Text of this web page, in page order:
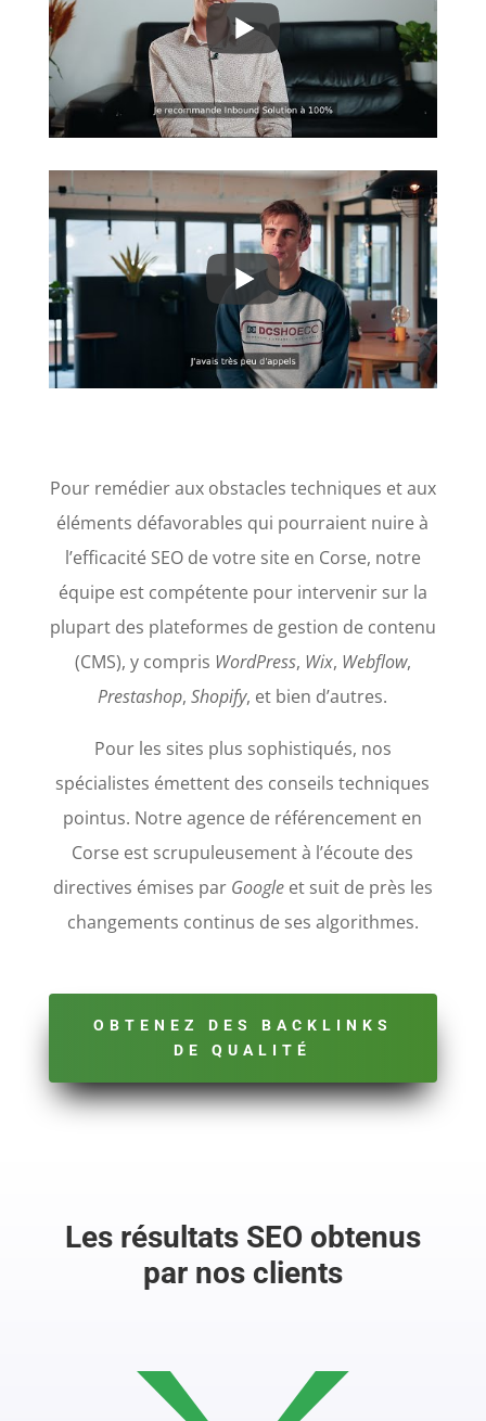
Pour remédier aux obstacles techniques et aux
éléments défavorables qui pourraient nuire à
l’efficacité SEO de votre site en Corse, notre
équipe est compétente pour intervenir sur la
plupart des plateformes de gestion de contenu
(CMS), y compris WordPress, Wix, Webflow,
Prestashop,Shopify, et bien d’autres.
Pour les sites plus sophistiqués, nos
spécialistes émettent des conseils techniques
pointus. Notre agence de référencement en
Corse est scrupuleusement à l’écoute des
directives émises par Googleet suit de près les
changements continus de ses algorithmes.
OBTENEZ DES BACKLINKS
DE QUALITÉ
Les résultats SEO obtenus
par nos clients